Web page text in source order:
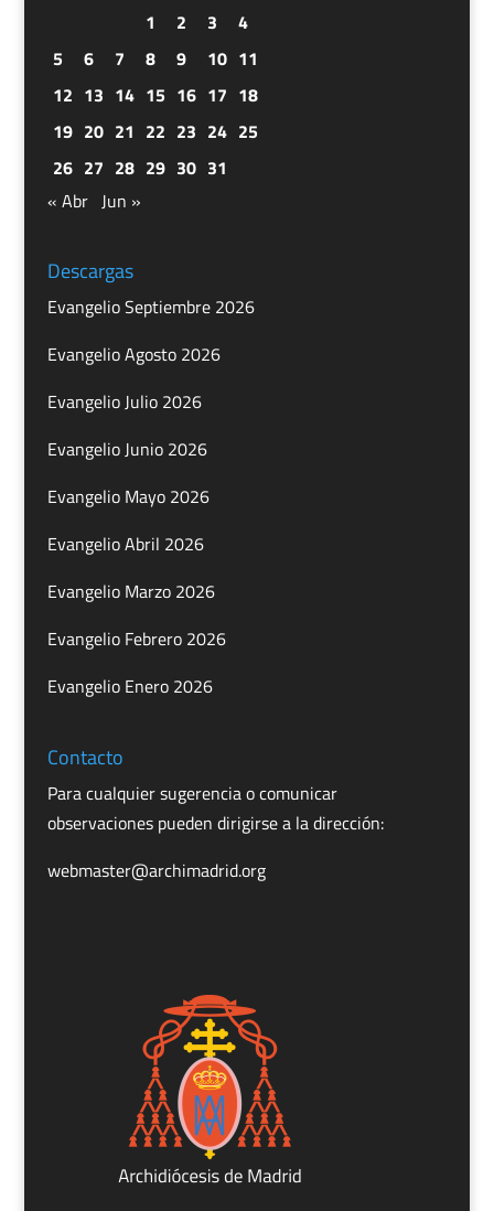
1
2 3
4
5
6 7 8 9 10 11
12 13 14 15 16 17 18
19 20 21 22 23 24 25
26 27 28 29 30 31
« Abr Jun »
Descargas
Evangelio Septiembre 2026
Evangelio Agosto 2026
Evangelio Julio 2026
Evangelio Junio 2026
Evangelio Mayo 2026
Evangelio Abril 2026
Evangelio Marzo 2026
Evangelio Febrero 2026
Evangelio Enero 2026
Contacto
Para cualquier sugerencia o comunicar
observaciones pueden dirigirse a la dirección:
webmaster@archimadrid.org